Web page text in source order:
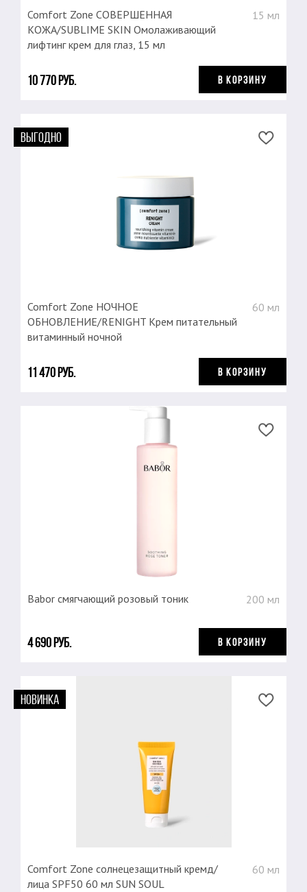
Comfort Zone СОВЕРШЕННАЯ
КОЖА/SUBLIME SKIN Омолаживающий
лифтинг крем для глаз, 15 мл
15 мл
10 770 руб. В КОРЗИНУ
ВЫГОДНО
Comfort Zone НОЧНОЕ
ОБНОВЛЕНИЕ/RENIGHT Крем питательный
витаминный ночной
60 мл
11 470 руб. В КОРЗИНУ
Babor смягчающий розовый тоник 200 мл
4 690 руб. В КОРЗИНУ
НОВИНКА
Comfort Zone cолнецезащитный кремд/
лица SPF50 60 мл SUN SOUL
60 мл